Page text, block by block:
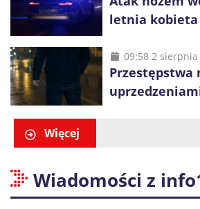
letnia kobieta
obywatela
09:58 2 sierpnia
Przestępstwa
Więcej
Wiadomości z